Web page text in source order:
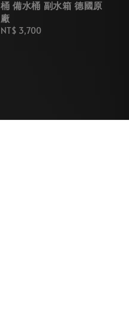
桶 備水桶 副水箱 德國原
廠
Regular
NT$ 3,700